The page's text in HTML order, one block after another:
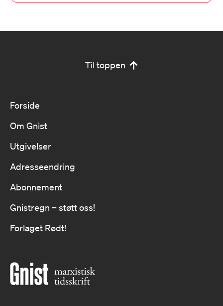
Til toppen
Forside
Om Gnist
Utgivelser
Adresseendring
Abonnement
Gnistregn – støtt oss!
Forlaget Rødt!